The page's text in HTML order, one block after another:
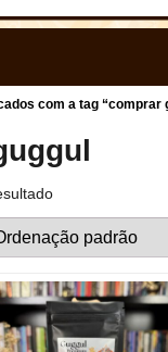
com a tag “comprar